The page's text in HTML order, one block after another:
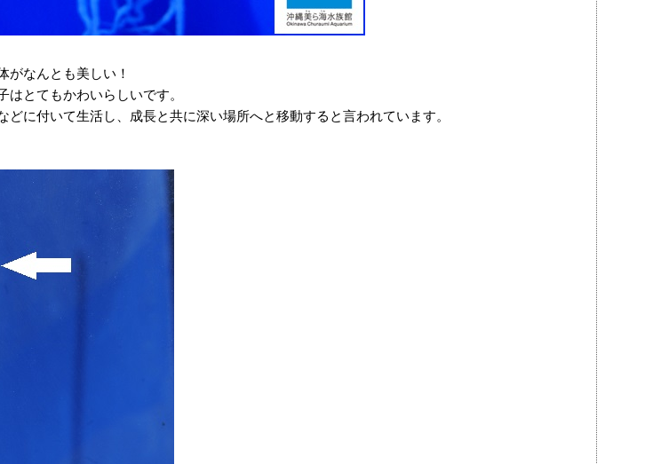
がなんとも美しい！
はとてもかわいらしいです。
に付いて生活し、成長と共に深い場所へと移動すると言われています。